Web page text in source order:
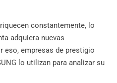
constantemente, lo
adquiera nuevas
eso, empresas de prestigio
lo utilizan para analizar su